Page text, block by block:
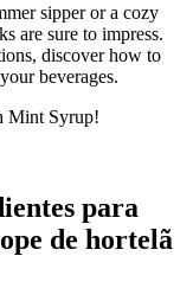
sipper or a cozy
are sure to impress.
discover how to
beverages.
Mint Syrup!
para
de hortelã